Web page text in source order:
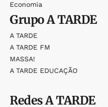
Economia
GrupoA TARDE
A TARDE
A TARDE FM
MASSA!
A TARDE EDUCAÇÃO
RedesA TARDE